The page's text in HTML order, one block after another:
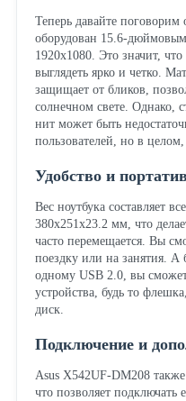
Теперь давайте
оборудован 15.6-
1920x1080. Это значит,
выглядеть ярко и четко.
защищает от бликов,
солнечном свете. Однако,
нит может быть
пользователей, но в
Удобство и
Вес ноутбука составляет
380x251x23.2 мм, что
часто перемещается. Вы
поездку или на занятия. А
одному USB 2.0, вы
устройства, будь то
диск.
Подключение и
Asus X542UF-DM208
что позволяет подключать